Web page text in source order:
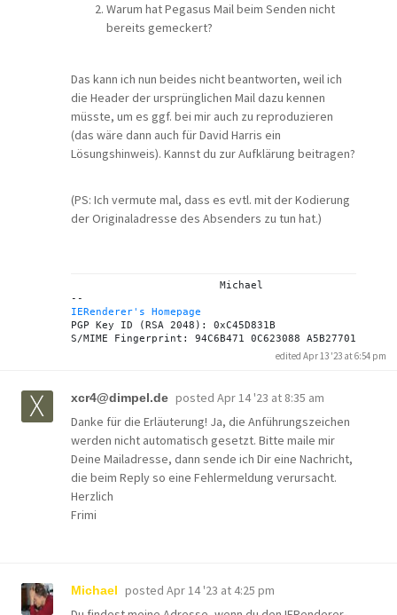
Warum hat Pegasus Mail beim Senden nicht
bereits gemeckert?
Das kann ich nun beides nicht beantworten, weil ich
die Header der ursprünglichen Mail dazu kennen
müsste, um es ggf. bei mir auch zu reproduzieren
(das wäre dann auch für David Harris ein
Lösungshinweis). Kannst du zur Aufklärung beitragen?
(PS: Ich vermute mal, dass es evtl. mit der Kodierung
der Originaladresse des Absenders zu tun hat.)
IERenderer's Homepage
PGP Key ID (RSA 2048): 0xC45D831B
edited Apr 13 '23 at 6:54 pm
xcr4@dimpel.de posted Apr 14 '23 at 8:35 am
Danke für die Erläuterung! Ja, die Anführungszeichen
werden nicht automatisch gesetzt. Bitte maile mir
Deine Mailadresse, dann sende ich Dir eine Nachricht,
die beim Reply so eine Fehlermeldung verursacht.
Herzlich
Frimi
Michael posted Apr 14 '23 at 4:25 pm